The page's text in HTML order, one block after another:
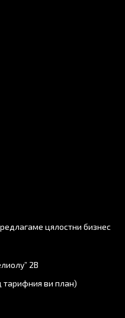
цялостни бизнес
2В
тарифния ви план)